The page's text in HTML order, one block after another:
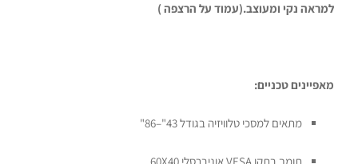
למראה נקי ומעוצב.(עמוד על הרצפה )
מאפיינים טכניים:
מתאים למסכי טלוויזיה בגודל 43"–86"